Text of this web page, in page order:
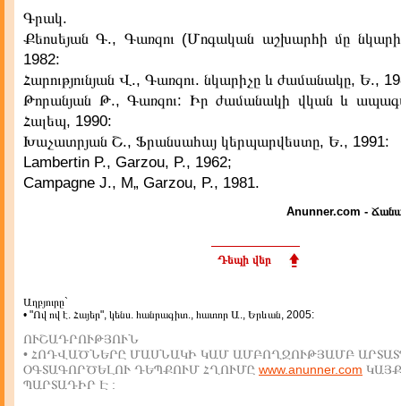
Գրակ.
Քեոսեյան Գ., Գառզու (Մոգական աշխարհի մը
1982:
Հարությունյան Վ., Գառզու. նկարիչը և ժամանակը, Ե.,
Թորանյան Թ., Գառզու: Իր ժամանակի վկան և
Հալեպ, 1990:
Խաչատրյան Շ., Ֆրանսահայ կերպարվեստը, Ե., 1991:
Lambertin P., Garzou, P., 1962;
Campagne J., M„ Garzou, P., 1981.
Anunner.com -
Դեպի վեր
Աղբյուրը`
• "Ով ով է. Հայեր", կենս. հանրագիտ., հատոր Ա., Երևան, 2005:
ՈՒՇԱԴՐՈՒԹՅՈՒՆ
• ՀՈԴՎԱԾՆԵՐԸ ՄԱՍՆԱԿԻ ԿԱՄ ԱՄԲՈՂՋՈՒԹՅԱՄԲ
ՕԳՏԱԳՈՐԾԵԼՈՒ ԴԵՊՔՈՒՄ ՀՂՈՒՄԸ www.anunner.com
ՊԱՐՏԱԴԻՐ Է :